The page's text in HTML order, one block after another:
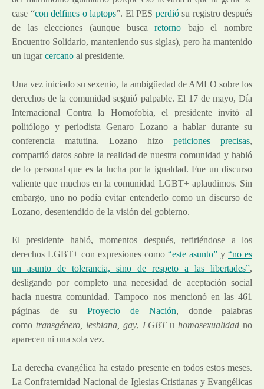
case “con delfines o laptops”. El PES perdiósu registro después
de las elecciones (aunque buscaretorno bajo el nombre
Encuentro Solidario, manteniendo sus siglas), pero ha mantenido
un lugarcercano al presidente.
Una vez iniciado su sexenio, la ambigüedad de AMLO sobre los
derechos de la comunidad seguió palpable. El 17 de mayo, Día
Internacional Contra la Homofobia, el presidente invitó al
politólogo y periodista Genaro Lozano a hablar durante su
conferencia matutina. Lozano hizo peticiones precisas,
compartió datos sobre la realidad de nuestra comunidad y habló
de lo personal que es la lucha por la igualdad. Fue un discurso
valiente que muchos en la comunidad LGBT+ aplaudimos. Sin
embargo, uno no podía evitar entenderlo como un discurso de
Lozano, desentendido de la visión del gobierno.
El presidente habló, momentos después, refiriéndose a los
derechos LGBT+ con expresiones como “este asunto” y “no es
un asunto de tolerancia, sino de respeto a las libertades”,
desligando por completo una necesidad de aceptación social
hacia nuestra comunidad. Tampoco nos mencionó en las 461
páginas de su Proyecto de Nación, donde palabras
como transgénero, lesbiana, gay, LGBTu homosexualidad no
aparecen ni una sola vez.
La derecha evangélica ha estado presente en todos estos meses.
La Confraternidad Nacional de Iglesias Cristianas y Evangélicas